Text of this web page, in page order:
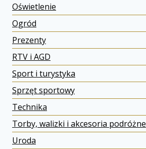
Oświetlenie
Ogród
Prezenty
RTV i AGD
Sport i turystyka
Sprzęt sportowy
Technika
Torby, walizki i akcesoria podróżne
Uroda